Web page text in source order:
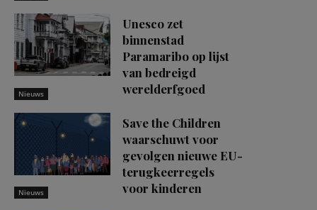
Nieuws
Unesco zet
binnenstad
Paramaribo op lijst
van bedreigd
werelderfgoed
Nieuws
Save the Children
waarschuwt voor
gevolgen nieuwe EU-
terugkeerregels
voor kinderen